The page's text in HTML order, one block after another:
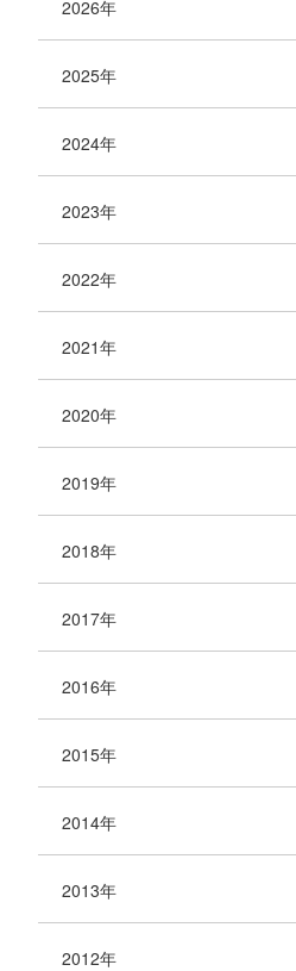
2026年
2025年
2024年
2023年
2022年
2021年
2020年
2019年
2018年
2017年
2016年
2015年
2014年
2013年
2012年